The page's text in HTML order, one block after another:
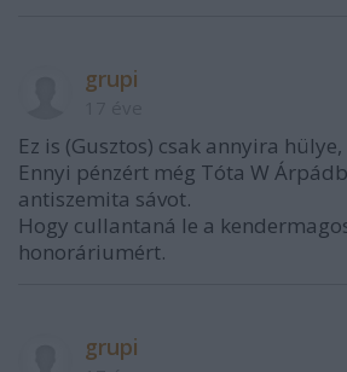
grupi
Ez is (Gusztos) csak annyira
Ennyi pénzért még Tóta W
antiszemita sávot.
Hogy cullantaná le a
honoráriumért.
grupi